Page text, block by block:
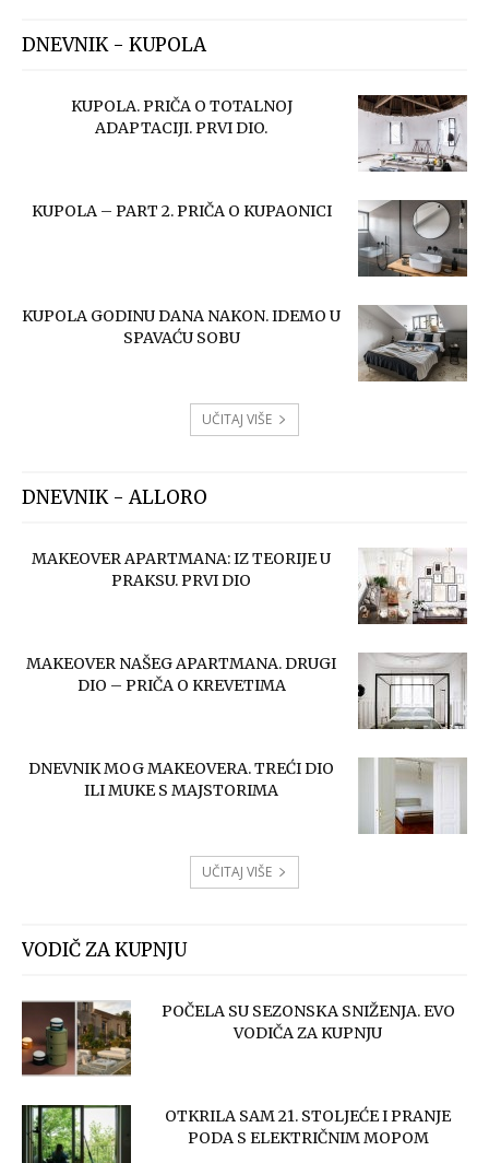
DNEVNIK - KUPOLA
KUPOLA. PRIČA O TOTALNOJ
ADAPTACIJI. PRVI DIO.
KUPOLA – PART 2. PRIČA O KUPAONICI
KUPOLA GODINU DANA NAKON. IDEMO U
SPAVAĆU SOBU
UČITAJ VIŠE
DNEVNIK - ALLORO
MAKEOVER APARTMANA: IZ TEORIJE U
PRAKSU. PRVI DIO
MAKEOVER NAŠEG APARTMANA. DRUGI
DIO – PRIČA O KREVETIMA
DNEVNIK MOG MAKEOVERA. TREĆI DIO
ILI MUKE S MAJSTORIMA
UČITAJ VIŠE
VODIČ ZA KUPNJU
POČELA SU SEZONSKA SNIŽENJA. EVO
VODIČA ZA KUPNJU
OTKRILA SAM 21. STOLJEĆE I PRANJE
PODA S ELEKTRIČNIM MOPOM